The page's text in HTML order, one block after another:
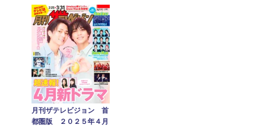
月刊ザテレビジョン 首
都圏版 ２０２５年４月